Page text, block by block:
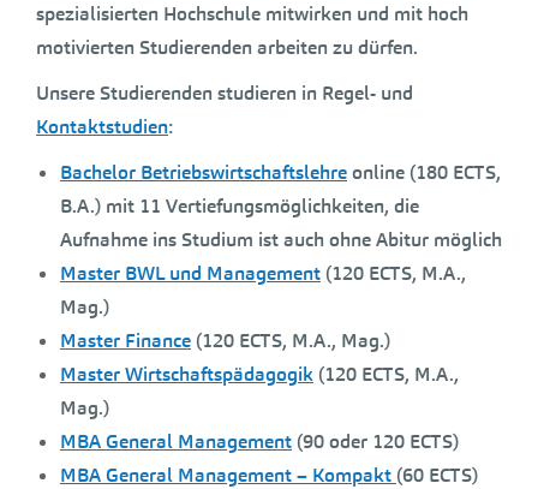
spezialisierten Hochschule mitwirken und mit hoch
motivierten Studierenden arbeiten zu dürfen.
Unsere Studierenden studieren in Regel- und
Kontaktstudien:
Bachelor Betriebswirtschaftslehreonline (180 ECTS,
B.A.) mit 11 Vertiefungsmöglichkeiten, die
Aufnahme ins Studium ist auch ohne Abitur möglich
Master BWL und Management (120 ECTS, M.A.,
Mag.)
Master Finance (120 ECTS, M.A., Mag.)
Master Wirtschaftspädagogik (120 ECTS, M.A.,
Mag.)
MBA General Management (90 oder 120 ECTS)
MBA General Management – Kompakt (60 ECTS)